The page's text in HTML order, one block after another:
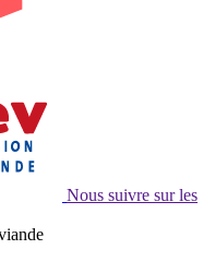
Nous suivre sur les